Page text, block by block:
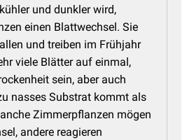
und dunkler wird,
einen Blattwechsel. Sie
und treiben im Frühjahr
viele Blätter auf einmal,
sein, aber auch
nasses Substrat kommt als
Zimmerpflanzen mögen
andere reagieren